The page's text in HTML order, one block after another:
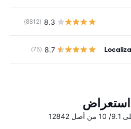
8.3
(8812)
8.7
(75)
استعراض